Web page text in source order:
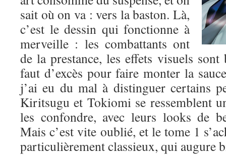
sait où on va : vers la baston. Là,
c’est le dessin qui fonctionne à
merveille : les combattants ont
de la prestance, les effets visuels sont
faut d’excès pour faire monter la
j’ai eu du mal à distinguer certains
Kiritsugu et Tokiomi se ressemblent
les confondre, avec leurs looks de
Mais c’est vite oublié, et le tome 1
particulièrement classieux, qui augure